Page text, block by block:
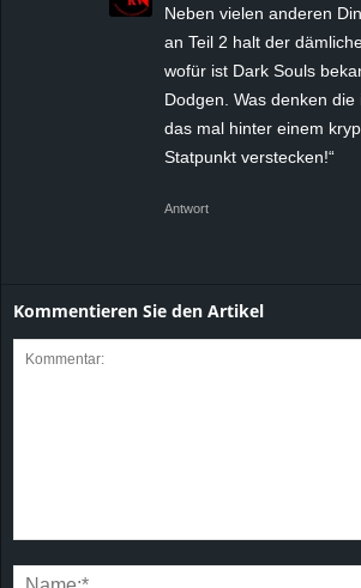
Neben vielen anderen
an Teil 2 halt der
wofür ist Dark Souls
Dodgen. Was denken die
das mal hinter einem
Statpunkt verstecken!“
Antwort
Kommentieren Sie den Artikel